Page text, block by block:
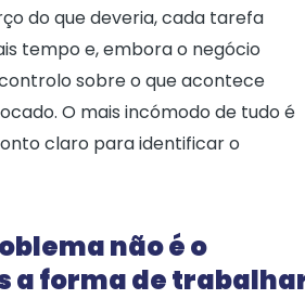
do que deveria, cada tarefa
tempo e, embora o negócio
sobre o que acontece
O mais incómodo de tudo é
claro para identificar o
não é o
a forma de